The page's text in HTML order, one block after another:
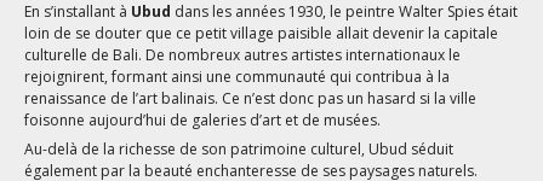
En s’installant à Ubud dans les années 1930, le peintre Walter Spies était
loin de se douter que ce petit village paisible allait devenir la capitale
culturelle de Bali. De nombreux autres artistes internationaux le
rejoignirent, formant ainsi une communauté qui contribua à la
renaissance de l’art balinais. Ce n’est donc pas un hasard si la ville
foisonne aujourd’hui de galeries d’art et de musées.
Au-delà de la richesse de son patrimoine culturel, Ubud séduit
également par la beauté enchanteresse de ses paysages naturels.